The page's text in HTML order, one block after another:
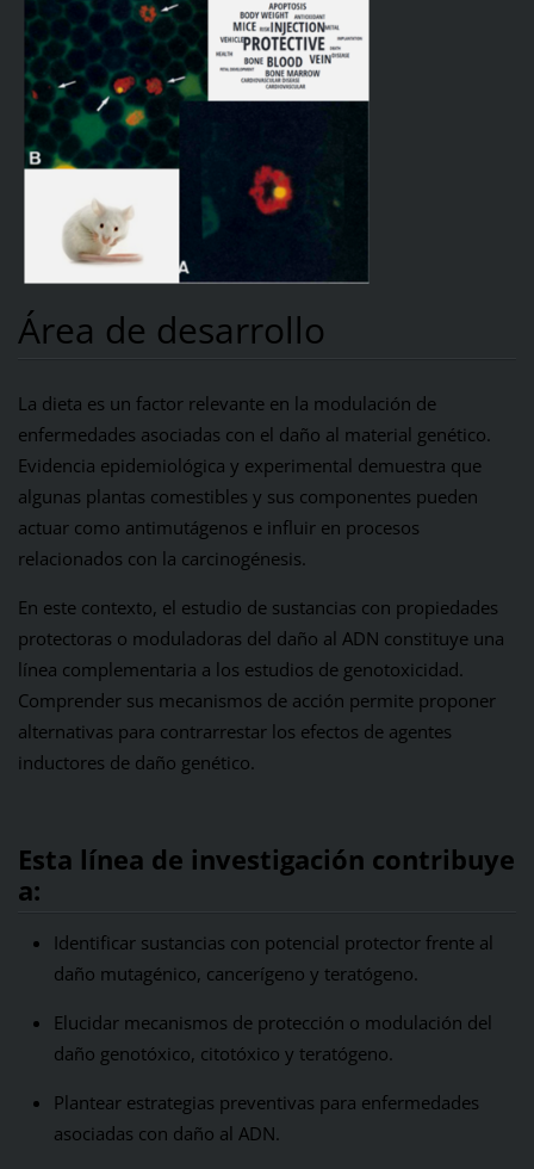
Área de desarrollo
La dieta es un factor relevante en la modulación de
enfermedades asociadas con el daño al material genético.
Evidencia epidemiológica y experimental demuestra que
algunas plantas comestibles y sus componentes pueden
actuar como antimutágenos e influir en procesos
relacionados con la carcinogénesis.
En este contexto, el estudio de sustancias con propiedades
protectoras o moduladoras del daño al ADN constituye una
línea complementaria a los estudios de genotoxicidad.
Comprender sus mecanismos de acción permite proponer
alternativas para contrarrestar los efectos de agentes
inductores de daño genético.
Esta línea de investigación contribuye
a:
Identificar sustancias con potencial protector frente al
daño mutagénico, cancerígeno y teratógeno.
Elucidar mecanismos de protección o modulación del
daño genotóxico, citotóxico y teratógeno.
Plantear estrategias preventivas para enfermedades
asociadas con daño al ADN.